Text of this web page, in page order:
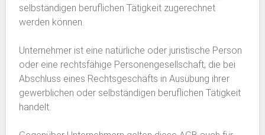
selbständigen beruflichen Tätigkeit zugerechnet
werden können.
Unternehmer ist eine natürliche oder juristische Person
oder eine rechtsfähige Personengesellschaft, die bei
Abschluss eines Rechtsgeschäfts in Ausübung ihrer
gewerblichen oder selbständigen beruflichen Tätigkeit
handelt.